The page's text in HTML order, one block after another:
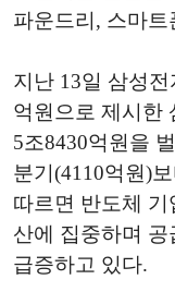
파운드리, 스마트
지난 13일 삼성
억원으로 제시한
5조8430억원을
분기(4110억원)
따르면 반도체
산에 집중하며 공
급증하고 있다.